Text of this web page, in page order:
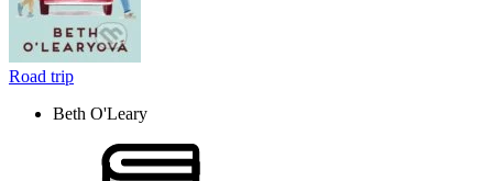
Road trip
Beth O'Leary